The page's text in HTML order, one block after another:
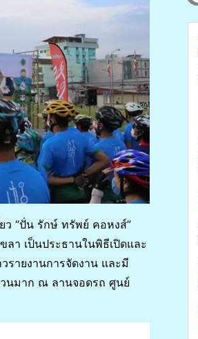
ว “ปั่น รักษ์ ทรัพย์ คอหงส์”
ลา เป็นประธานในพิธีเปิดและ
ายงานการจัดงาน และมี
นมาก ณ ลานจอดรถ ศูนย์